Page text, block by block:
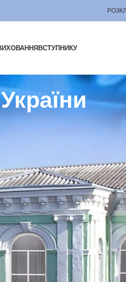
ВСТУПНИКУ
жінкам, які в скрутну годину
медсестрам і санітарам,
все необхідне на
Слава усім нашим захисникам